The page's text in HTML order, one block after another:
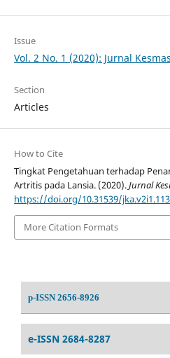
Issue
Vol. 2 No. 1 (2020): Jurnal
Section
Articles
How to Cite
Tingkat Pengetahuan terhadap
Artritis pada Lansia. (2020).Jurnal
https://doi.org/10.31539/
More Citation Formats
p-ISSN 2656-8926
e-ISSN 2684-8287